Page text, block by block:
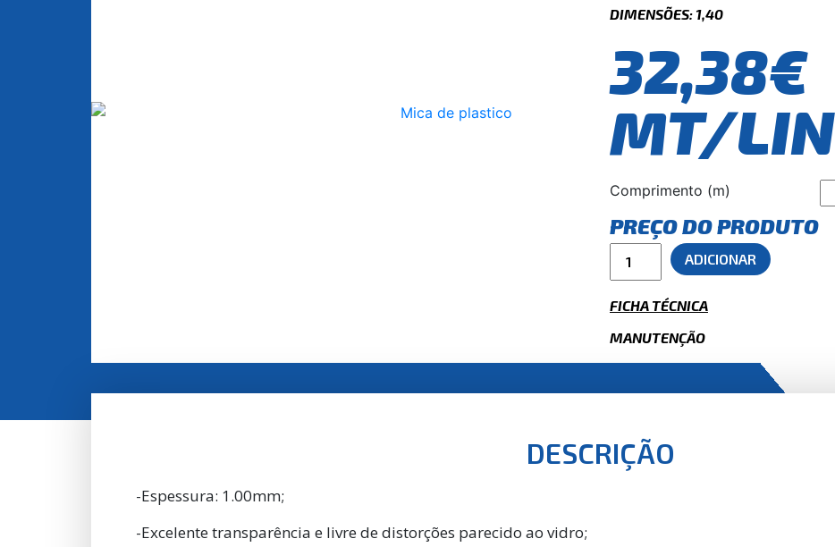
DIMENSÕES: 1,40
32,38€
MT/
Comprimento (m)
PREÇO DO PRODUTO
ADICIONAR
FICHA TÉCNICA
MANUTENÇÃO
DESCRIÇÃO
-Espessura: 1.00mm;
-Excelente transparência e livre de distorções parecido ao vidro;